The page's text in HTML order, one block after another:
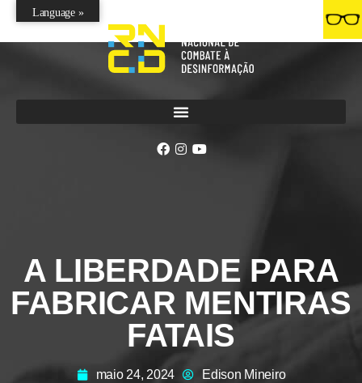
A LIBERDADE PARA
FABRICAR MENTIRAS
FATAIS
maio 24, 2024 Edison Mineiro
Language »